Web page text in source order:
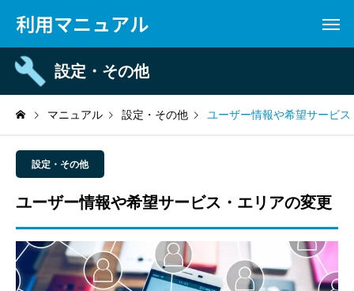
利用マニュアル
設定・その他
マニュアル 設定・その他 ユーザー情報や希望サービ
設定・その他
ユーザー情報や希望サービス・エリアの変更